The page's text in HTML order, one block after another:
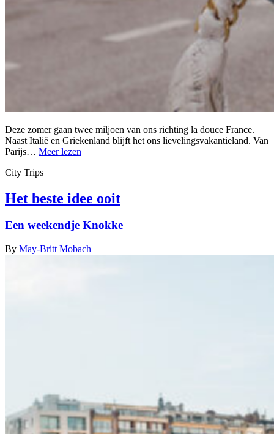
Deze zomer gaan twee miljoen van ons richting la douce France.
Naast Italië en Griekenland blijft het ons lievelingsvakantieland. Van
Parijs… Meer lezen
City Trips
Het beste idee ooit
Een weekendje Knokke
By May-Britt Mobach